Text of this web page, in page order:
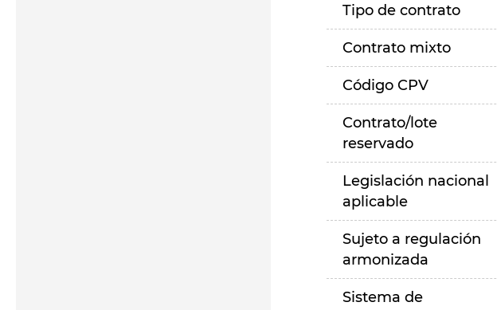
Tipo de contrato
Contrato mixto
Código CPV
Contrato/lote
reservado
Legislación nacional
aplicable
Sujeto a regulación
armonizada
Sistema de